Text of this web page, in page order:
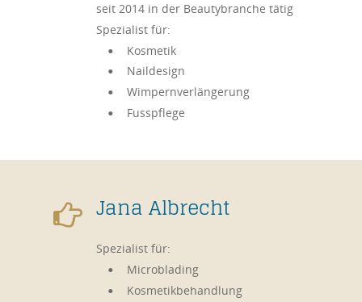
Jana Albrecht
Spezialist für:
• Microblading
• Kosmetikbehandlung

seit 2014 in der Beautybranche tätig
Spezialist für:
• Kosmetik
• Naildesign
• Wimpernverlängerung
• Fusspflege